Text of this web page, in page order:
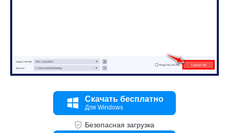
Скачать бесплатно
Для Windows
Безопасная загрузка